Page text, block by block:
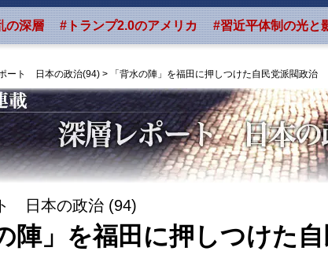
の深層 #トランプ2.0のアメリカ #習近平体制の光と
ート 日本の政治(94) > 「背水の陣」を福田に押しつけた自民党派閥政治
日本の政治 (94)
陣」を福田に押しつけた